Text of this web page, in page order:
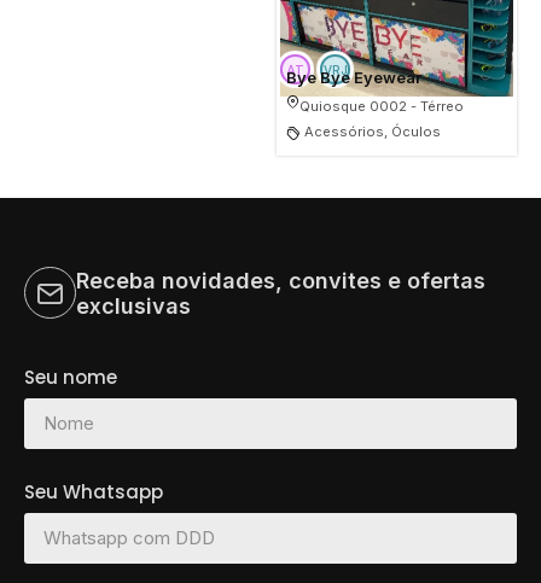
Bye Bye Eyewear
Quiosque 0002 - Térreo
Acessórios, Óculos
Receba novidades, convites e ofertas
exclusivas
Seu nome
Seu Whatsapp